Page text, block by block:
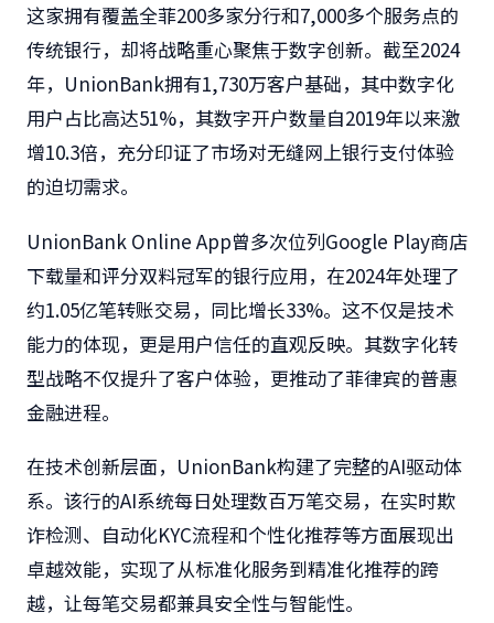
这家拥有覆盖全菲200多家分行和7,000多个服务点的
传统银行，却将战略重心聚焦于数字创新。截至2024
年，UnionBank拥有1,730万客户基础，其中数字化
用户占比高达51%，其数字开户数量自2019年以来激
增10.3倍，充分印证了市场对无缝网上银行支付体验
的迫切需求。
UnionBank Online App曾多次位列Google Play商店
下载量和评分双料冠军的银行应用，在2024年处理了
约1.05亿笔转账交易，同比增长33%。这不仅是技术
能力的体现，更是用户信任的直观反映。其数字化转
型战略不仅提升了客户体验，更推动了菲律宾的普惠
金融进程。
在技术创新层面，UnionBank构建了完整的AI驱动体
系。该行的AI系统每日处理数百万笔交易，在实时欺
诈检测、自动化KYC流程和个性化推荐等方面展现出
卓越效能，实现了从标准化服务到精准化推荐的跨
越，让每笔交易都兼具安全性与智能性。